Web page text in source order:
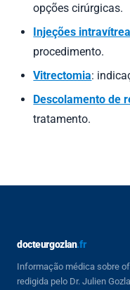
opções cirúrgicas.
Injeções
procedimento.
Vitrectomia:
Descolamento de
tratamento.
docteurgozlan.fr
Informação médica sobre
redigida pelo Dr. Julien